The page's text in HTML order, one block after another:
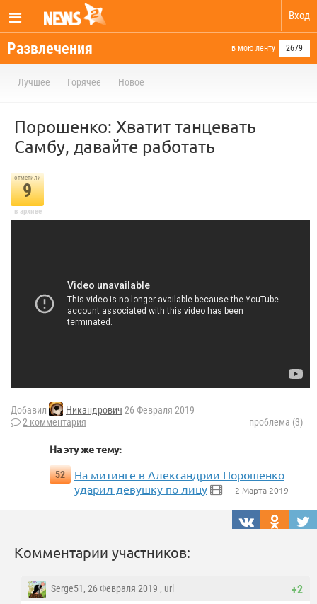
Вход
Развлечения в мою ленту 2679
Лучшее Горячее Новое
Порошенко: Хватит танцевать
Самбу, давайте работать
отметили
9
в архиве
Добавил Никандрович 26 Февраля 2019
2 комментария
проблема (3)
На эту же тему:
52
На митинге в Александрии Порошенко
ударил девушку по лицу
— 2 Марта 2019
Комментарии участников:
+2
Serge51, 26 Февраля 2019 , url